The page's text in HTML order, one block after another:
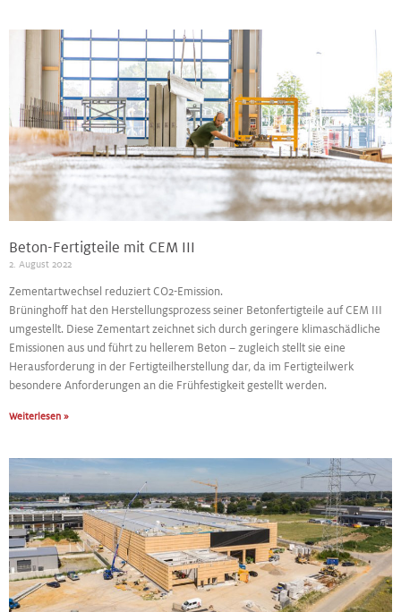
Beton-Fertigteile mit CEM III
2. August 2022
Zementartwechsel reduziert CO2-Emission.
Brüninghoff hat den Herstellungsprozess seiner Betonfertigteile auf CEM III
umgestellt. Diese Zementart zeichnet sich durch geringere klimaschädliche
Emissionen aus und führt zu hellerem Beton – zugleich stellt sie eine
Herausforderung in der Fertigteilherstellung dar, da im Fertigteilwerk
besondere Anforderungen an die Frühfestigkeit gestellt werden.
Weiterlesen »